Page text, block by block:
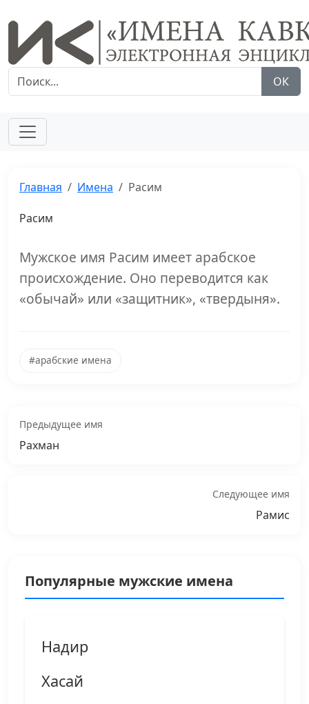
ОК
Главная Имена Расим
Расим
Мужское имя Расим имеет арабское
происхождение. Оно переводится как
«обычай» или «защитник», «твердыня».
#арабские имена
Предыдущее имя
Рахман
Следующее имя
Рамис
Популярные мужские имена
Надир
Хасай